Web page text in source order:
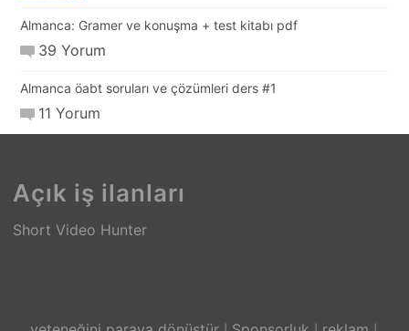
Almanca: Gramer ve konuşma + test kitabı pdf
39 Yorum
Almanca öabt soruları ve çözümleri ders #1
11 Yorum
Açık iş ilanları
Short Video Hunter